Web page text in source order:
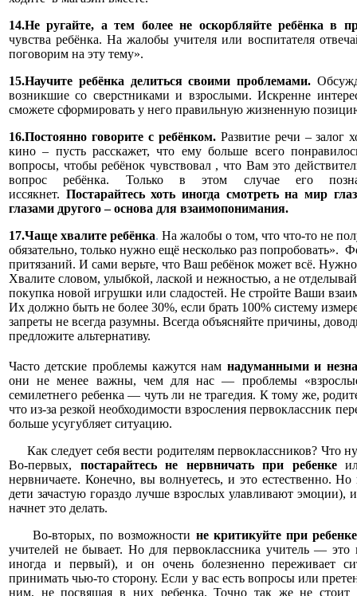
14.Не ругайте, а тем более не оскорбляйте ребёнка в
чувства ребёнка. На жалобы учителя или воспитателя
поговорим на эту тему».
15.Научите ребёнка делиться своими проблемами.
возникшие со сверстниками и взрослыми. Искренне
сможете сформировать у него правильную жизненную
16.Постоянно говорите с ребёнком.Развитие речи – залог
кино – пусть расскажет, что ему больше всего
вопросы, чтобы ребёнок чувствовал , что Вам это
вопрос ребёнка. Только в этом случае его
иссякнет. Постарайтесь хоть иногда смотреть на мир
глазами другого – основа для взаимопонимания.
17.Чаще хвалите ребёнка. На жалобы о том, что что-то не
обязательно, только нужно ещё несколько раз попробовать».
притязаний. И сами верьте, что Ваш ребёнок может всё.
Хвалите словом, улыбкой, лаской и нежностью, а не
покупка новой игрушки или сладостей. Не стройте Ваши
Их должно быть не более 30%, если брать 100% систему
запреты не всегда разумны. Всегда объясняйте причины,
предложите альтернативу.
Часто детские проблемы кажутся нам надуманными и
они не менее важны, чем для нас — проблемы
семилетнего ребенка — чуть ли не трагедия. К тому же,
что из-за резкой необходимости взросления первоклассник
больше усугубляет ситуацию.
Как следует себя вести родителям первоклассников? Что
Во-первых, постарайтесь не нервничать при ребенке
нервничаете. Конечно, вы волнуетесь, и это естественно.
дети зачастую гораздо лучше взрослых улавливают
начнет это делать.
Во-вторых, по возможности не критикуйте при
учителей не бывает. Но для первоклассника учитель — это
иногда и первый), и он очень болезненно переживает
принимать чью-то сторону. Если у вас есть вопросы или
ним, не посвящая в них ребенка. Точно так же не стоит